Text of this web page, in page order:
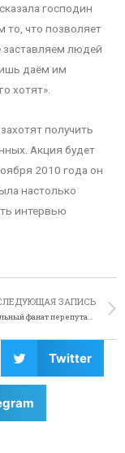
господин
то, что позволяет
людей
даём им
хотят».
получить
Акция будет
2010 года он
настолько
интервью
ЗАПИСЬ
Пьяный футбольный фанат перепутал полицейскую станцию с домом
Twitter